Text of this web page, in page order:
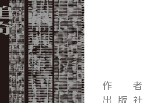
作 者
出 版 社